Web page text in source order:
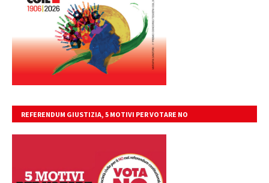
REFERENDUM GIUSTIZIA, 5 MOTIVI PER VOTARE NO